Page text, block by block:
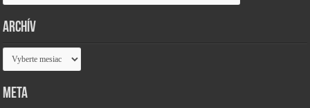
Archív
Archív
Meta